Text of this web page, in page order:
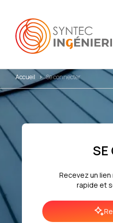
Accueil > Se connecter
SE
Recevez un
rapide et